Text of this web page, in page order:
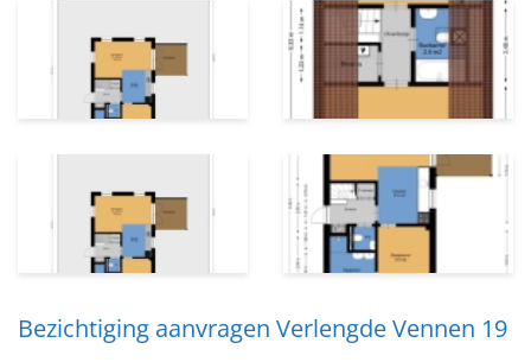
Bezichtiging aanvragen Verlengde Vennen 19